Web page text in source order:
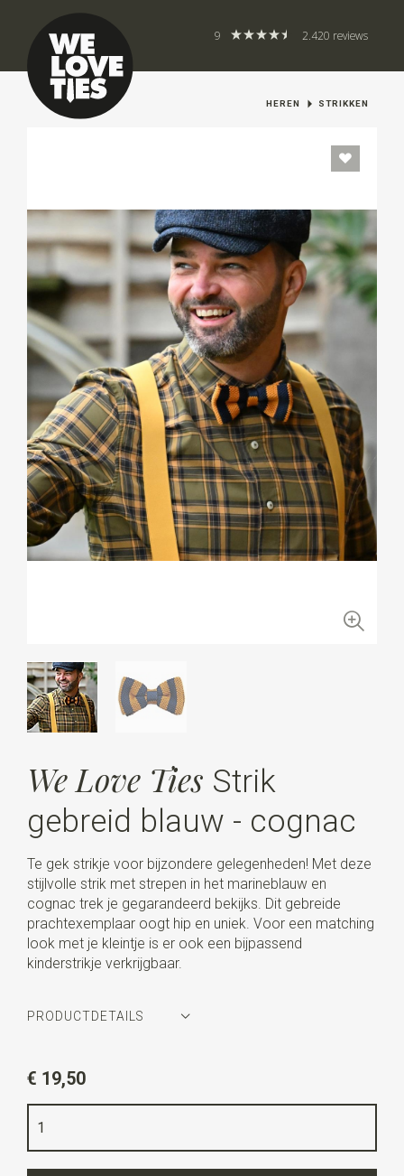
9 2.420 reviews
HEREN STRIKKEN
We Love Ties Strik
gebreid blauw - cognac
Te gek strikje voor bijzondere gelegenheden! Met deze
stijlvolle strik met strepen in het marineblauw en
cognac trek je gegarandeerd bekijks. Dit gebreide
prachtexemplaar oogt hip en uniek. Voor een matching
look met je kleintje is er ook een bijpassend
kinderstrikje verkrijgbaar.
PRODUCTDETAILS
marineblauw / cognac
Kwaliteit
€ 19,50